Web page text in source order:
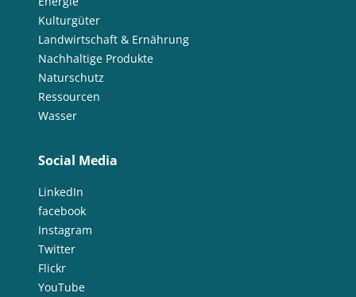
Kulturgüter
Landwirtschaft & Ernährung
Nachhaltige Produkte
Naturschutz
Ressourcen
Wasser
Social Media
LinkedIn
facebook
Instagram
Twitter
Flickr
YouTube